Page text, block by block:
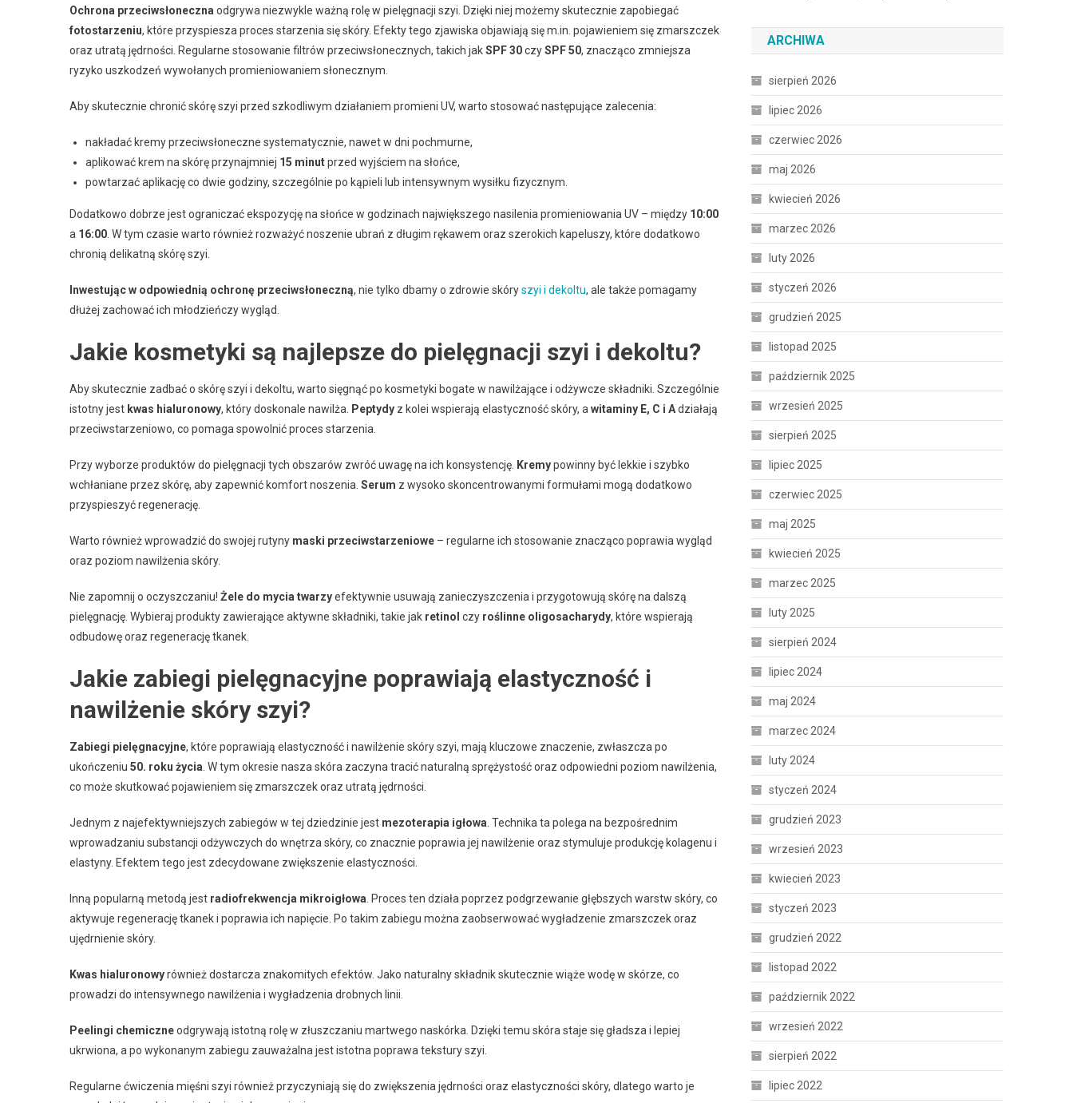
Ochrona przeciwsłoneczna odgrywa niezwykle ważną rolę w pielęgnacji szyi. Dzięki niej możemy skutecznie zapobiegać
fotostarzeniu, które przyspiesza proces starzenia się skóry. Efekty tego zjawiska objawiają się m.in. pojawieniem się zmarszczek
oraz utratą jędrności. Regularne stosowanie filtrów przeciwsłonecznych, takich jakSPF 30czySPF 50, znacząco zmniejsza
ryzyko uszkodzeń wywołanych promieniowaniem słonecznym.
Aby skutecznie chronić skórę szyi przed szkodliwym działaniem promieni UV, warto stosować następujące zalecenia:
nakładać kremy przeciwsłoneczne systematycznie, nawet w dni pochmurne,
aplikować krem na skórę przynajmniej 15 minutprzed wyjściem na słońce,
powtarzać aplikację co dwie godziny, szczególnie po kąpieli lub intensywnym wysiłku fizycznym.
Dodatkowo dobrze jest ograniczać ekspozycję na słońce w godzinach największego nasilenia promieniowania UV – między 10:00
a 16:00 . W tym czasie warto również rozważyć noszenie ubrań z długim rękawem oraz szerokich kapeluszy, które dodatkowo
chronią delikatną skórę szyi.
Inwestując w odpowiednią ochronę przeciwsłoneczną, nie tylko dbamy o zdrowie skóryszyi i dekoltu, ale także pomagamy
dłużej zachować ich młodzieńczy wygląd.
Jakie kosmetyki są najlepsze do pielęgnacji szyi i dekoltu?
Aby skutecznie zadbać o skórę szyi i dekoltu, warto sięgnąć po kosmetyki bogate w nawilżające i odżywcze składniki. Szczególnie
istotny jest kwas hialuronowy, który doskonale nawilża. Peptydy z kolei wspierają elastyczność skóry, a witaminy E, C i Adziałają
przeciwstarzeniowo, co pomaga spowolnić proces starzenia.
Przy wyborze produktów do pielęgnacji tych obszarów zwróć uwagę na ich konsystencję. Kremypowinny być lekkie i szybko
wchłaniane przez skórę, aby zapewnić komfort noszenia. Serum z wysoko skoncentrowanymi formułami mogą dodatkowo
przyspieszyć regenerację.
Warto również wprowadzić do swojej rutyny maski przeciwstarzeniowe – regularne ich stosowanie znacząco poprawia wygląd
oraz poziom nawilżenia skóry.
Nie zapomnij o oczyszczaniu! Żele do mycia twarzyefektywnie usuwają zanieczyszczenia i przygotowują skórę na dalszą
pielęgnację. Wybieraj produkty zawierające aktywne składniki, takie jak retinol czy roślinne oligosacharydy, które wspierają
odbudowę oraz regenerację tkanek.
Jakie zabiegi pielęgnacyjne poprawiają elastyczność i
nawilżenie skóry szyi?
Zabiegi pielęgnacyjne, które poprawiają elastyczność i nawilżenie skóry szyi, mają kluczowe znaczenie, zwłaszcza po
ukończeniu 50. roku życia . W tym okresie nasza skóra zaczyna tracić naturalną sprężystość oraz odpowiedni poziom nawilżenia,
co może skutkować pojawieniem się zmarszczek oraz utratą jędrności.
Jednym z najefektywniejszych zabiegów w tej dziedzinie jest mezoterapia igłowa . Technika ta polega na bezpośrednim
wprowadzaniu substancji odżywczych do wnętrza skóry, co znacznie poprawia jej nawilżenie oraz stymuluje produkcję kolagenu i
elastyny. Efektem tego jest zdecydowane zwiększenie elastyczności.
Inną popularną metodą jest radiofrekwencja mikroigłowa . Proces ten działa poprzez podgrzewanie głębszych warstw skóry, co
aktywuje regenerację tkanek i poprawia ich napięcie. Po takim zabiegu można zaobserwować wygładzenie zmarszczek oraz
ujędrnienie skóry.
Kwas hialuronowyrównież dostarcza znakomitych efektów. Jako naturalny składnik skutecznie wiąże wodę w skórze, co
prowadzi do intensywnego nawilżenia i wygładzenia drobnych linii.
Peelingi chemiczneodgrywają istotną rolę w złuszczaniu martwego naskórka. Dzięki temu skóra staje się gładsza i lepiej
ukrwiona, a po wykonanym zabiegu zauważalna jest istotna poprawa tekstury szyi.
Regularne ćwiczenia mięśni szyi również przyczyniają się do zwiększenia jędrności oraz elastyczności skóry, dlatego warto je
ARCHIWA
sierpień 2026
lipiec 2026
czerwiec 2026
maj 2026
kwiecień 2026
marzec 2026
luty 2026
styczeń 2026
grudzień 2025
listopad 2025
październik 2025
wrzesień 2025
sierpień 2025
lipiec 2025
czerwiec 2025
maj 2025
kwiecień 2025
marzec 2025
luty 2025
sierpień 2024
lipiec 2024
maj 2024
marzec 2024
luty 2024
styczeń 2024
grudzień 2023
wrzesień 2023
kwiecień 2023
styczeń 2023
grudzień 2022
listopad 2022
październik 2022
wrzesień 2022
sierpień 2022
lipiec 2022